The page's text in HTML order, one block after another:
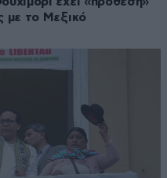
με το Μεξικό